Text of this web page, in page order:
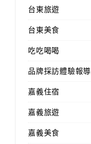
台東旅遊
台東美食
吃吃喝喝
品牌採訪體驗報導
嘉義住宿
嘉義旅遊
嘉義美食